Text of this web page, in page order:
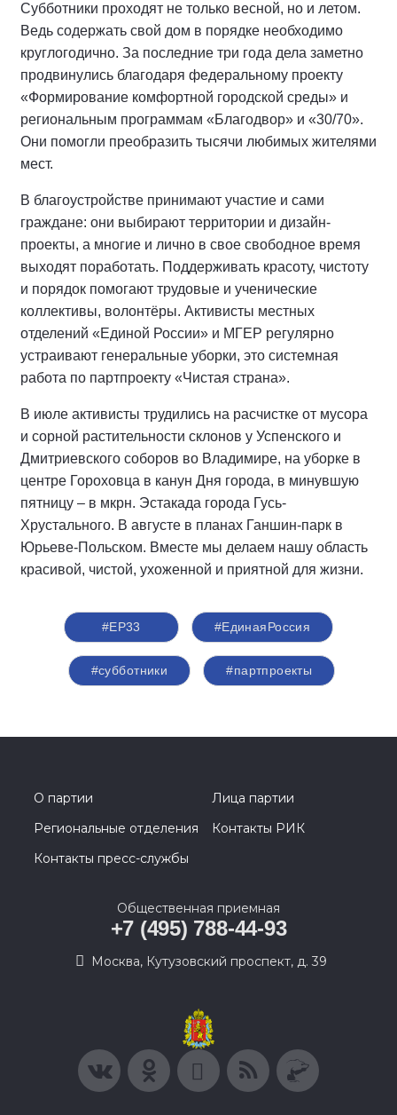
Субботники проходят не только весной, но и летом.
Ведь содержать свой дом в порядке необходимо
круглогодично. За последние три года дела заметно
продвинулись благодаря федеральному проекту
«Формирование комфортной городской среды» и
региональным программам «Благодвор» и «30/70».
Они помогли преобразить тысячи любимых жителями
мест.
В благоустройстве принимают участие и сами
граждане: они выбирают территории и дизайн-
проекты, а многие и лично в свое свободное время
выходят поработать. Поддерживать красоту, чистоту
и порядок помогают трудовые и ученические
коллективы, волонтёры. Активисты местных
отделений «Единой России» и МГЕР регулярно
устраивают генеральные уборки, это системная
работа по партпроекту «Чистая страна».
В июле активисты трудились на расчистке от мусора
и сорной растительности склонов у Успенского и
Дмитриевского соборов во Владимире, на уборке в
центре Гороховца в канун Дня города, в минувшую
пятницу – в мкрн. Эстакада города Гусь-
Хрустального. В августе в планах Ганшин-парк в
Юрьеве-Польском. Вместе мы делаем нашу область
красивой, чистой, ухоженной и приятной для жизни.
#ЕР33 #‎ЕдинаяРоссия
#субботники #партпроекты
О партии
Лица партии
Региональные отделения
Контакты РИК
Контакты пресс-службы
Общественная приемная
+7 (495) 788-44-93
Москва, Кутузовский проспект, д. 39